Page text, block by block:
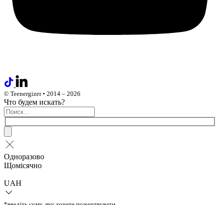
© Teenergizer • 2014 – 2026
Что будем искать?
Одноразово
Щомісячно
UAH